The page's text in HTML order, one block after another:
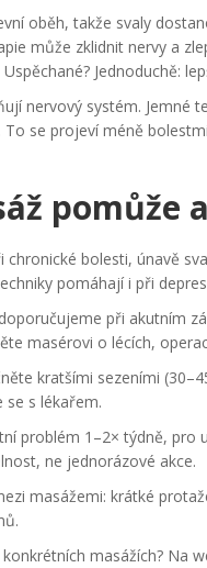
oběh, takže svaly
může zklidnit nervy a
Uspěchané? Jednoduchě:
nervový systém. Jemné
To se projeví méně
pomůže
chronické bolesti, únavě
pomáhají i při
při akutním
masérovi o lécích,
kratšími sezeními
se s lékařem.
problém 1–2× týdně,
ne jednorázové akce.
masážemi: krátké
masážích? Na